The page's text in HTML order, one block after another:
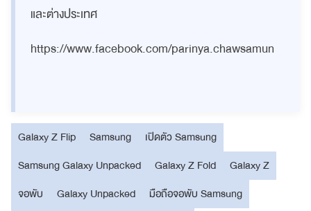
และต่างประเทศ
https://www.facebook.com/parinya.chawsamun
Galaxy Z Flip Samsung
เปิดตัว Samsung
Samsung Galaxy Unpacked
Galaxy Z Fold
Galaxy Z
จอพับ
Galaxy Unpacked
มือถือจอพับ Samsung